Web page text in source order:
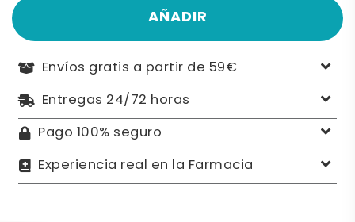
AÑADIR
Envíos gratis a partir de 59€
Entregas 24/72 horas
Pago 100% seguro
Experiencia real en la Farmacia